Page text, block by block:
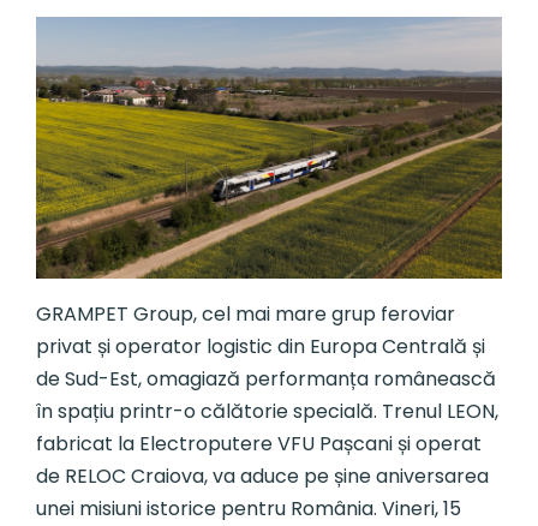
GRAMPET Group, cel mai mare grup feroviar
privat și operator logistic din Europa Centrală și
de Sud-Est, omagiază performanța românească
în spațiu printr-o călătorie specială. Trenul LEON,
fabricat la Electroputere VFU Pașcani și operat
de RELOC Craiova, va aduce pe șine aniversarea
unei misiuni istorice pentru România. Vineri, 15